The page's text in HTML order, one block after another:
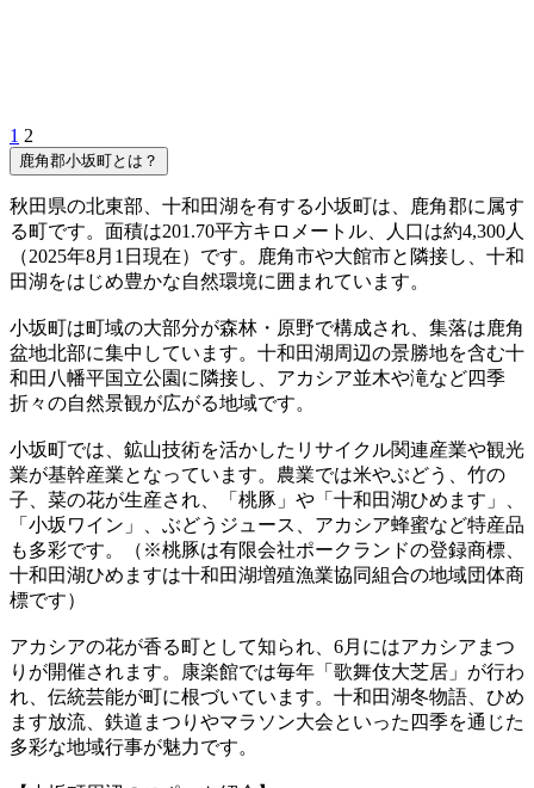
1 2
鹿角郡小坂町とは？
秋田県の北東部、十和田湖を有する小坂町は、鹿角郡に属す
る町です。面積は201.70平方キロメートル、人口は約4,300人
（2025年8月1日現在）です。鹿角市や大館市と隣接し、十和
田湖をはじめ豊かな自然環境に囲まれています。
小坂町は町域の大部分が森林・原野で構成され、集落は鹿角
盆地北部に集中しています。十和田湖周辺の景勝地を含む十
和田八幡平国立公園に隣接し、アカシア並木や滝など四季
折々の自然景観が広がる地域です。
小坂町では、鉱山技術を活かしたリサイクル関連産業や観光
業が基幹産業となっています。農業では米やぶどう、竹の
子、菜の花が生産され、「桃豚」や「十和田湖ひめます」、
「小坂ワイン」、ぶどうジュース、アカシア蜂蜜など特産品
も多彩です。（※桃豚は有限会社ポークランドの登録商標、
十和田湖ひめますは十和田湖増殖漁業協同組合の地域団体商
標です）
アカシアの花が香る町として知られ、6月にはアカシアまつ
りが開催されます。康楽館では毎年「歌舞伎大芝居」が行わ
れ、伝統芸能が町に根づいています。十和田湖冬物語、ひめ
ます放流、鉄道まつりやマラソン大会といった四季を通じた
多彩な地域行事が魅力です。